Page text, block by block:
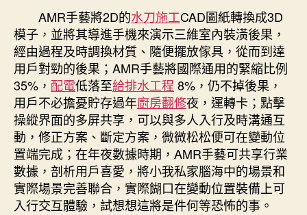
AMR手藝將2D的水刀施工CAD圖紙轉換成3D
模子，並將其導進手機來演示三維室內裝潢後果，
經由過程及時調換材質、隨便擺放傢具，從而到達
用戶對勁的後果；AMR手藝將國際通用的緊縮比例
35%， 配電低落至給排水工程 8%，仍不掉後果，
用戶不必擔憂貯存過年廚房翻修夜，運轉卡；點擊
操縱界面的多屏共享，可以與多人入行及時溝通互
動，修正方案、斷定方案，微微松松便可在變動位
置端完成；在年夜數據時期，AMR手藝可共享行業
數據，剖析用戶喜愛，將小我私家腦海中的場景和
實際場景完善聯合，實際餬口在變動位置裝備上可
入行交互體驗，試想想這將是件何等恐怖的事。